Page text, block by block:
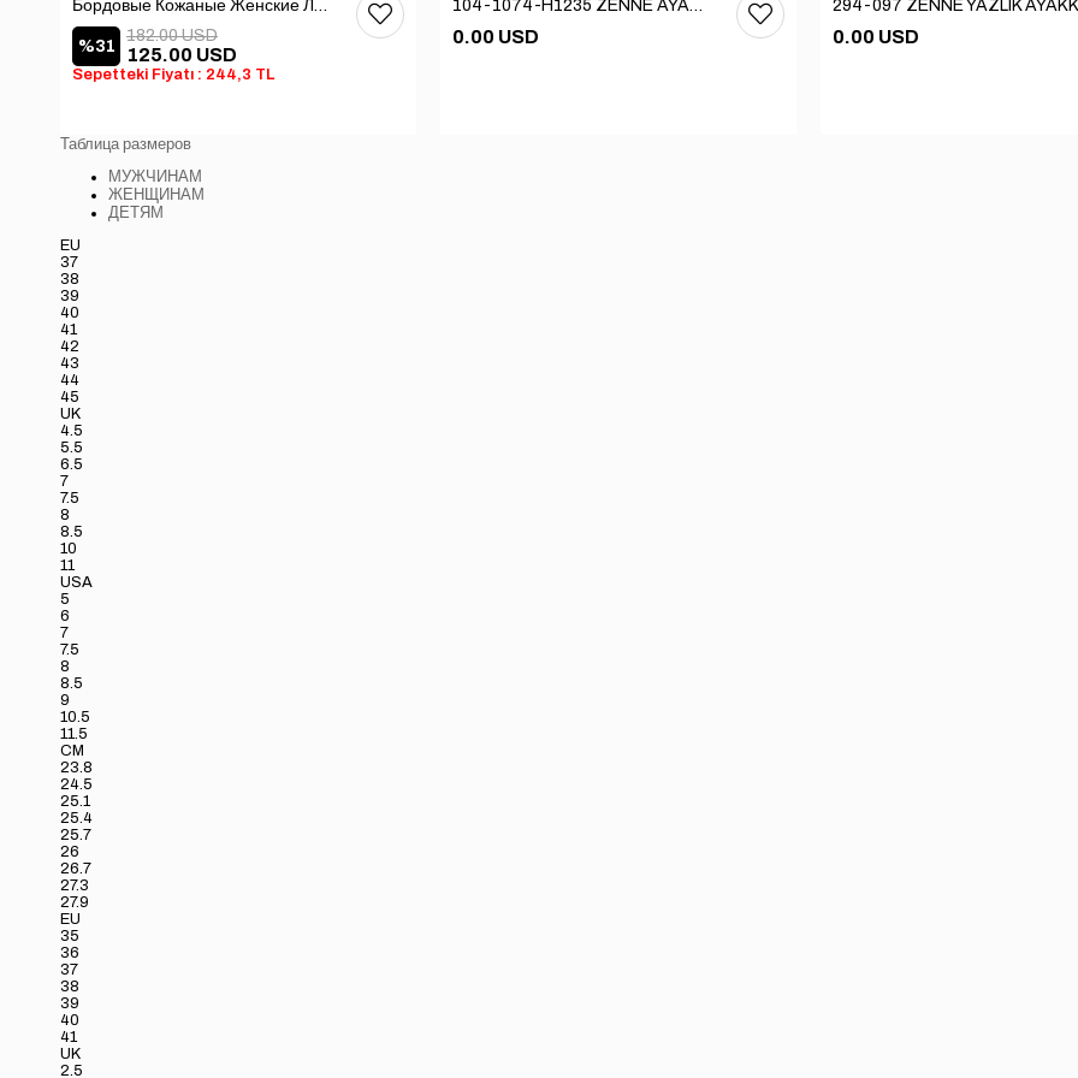
Бордовые Кожаные Женские Летние Ботинки с замком
%31 125.00 USD
182.00 USD
Sepetteki Fiyatı : 244,3 TL
104-1074-H1235 ZENNE AYAKKABI
0.00 USD 0.00 USD
Таблица размеров
МУЖЧИНАМ
ЖЕНЩИНАМ
ДЕТЯМ
EU
37
38
39
40
41
42
43
44
45
UK
4.5
5.5
6.5
7
7.5
8
8.5
10
11
USA
5
6
7
7.5
8
8.5
9
10.5
11.5
CM
23.8
24.5
25.1
25.4
25.7
26
26.7
27.3
27.9
EU
35
36
37
38
39
40
41
UK
2.5